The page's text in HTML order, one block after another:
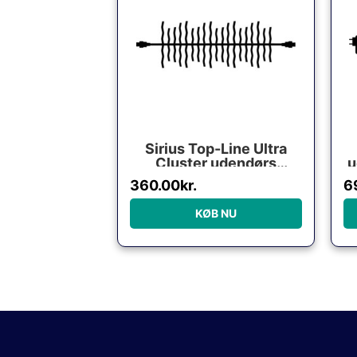
Sirius Top-Line Ultra
Cluster udendørs
lyskæde, 400 varm
hvide lys, 3 meter,
forlænger
360.00kr.
KØB NU